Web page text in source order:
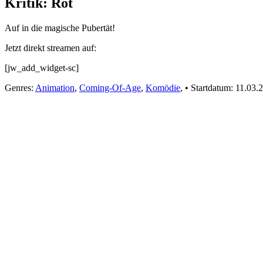
Auf in die magische Pubertät!
Jetzt direkt streamen auf:
[jw_add_widget-sc]
Genres: Animation, Coming-Of-Age, Komödie, • Startdatum: